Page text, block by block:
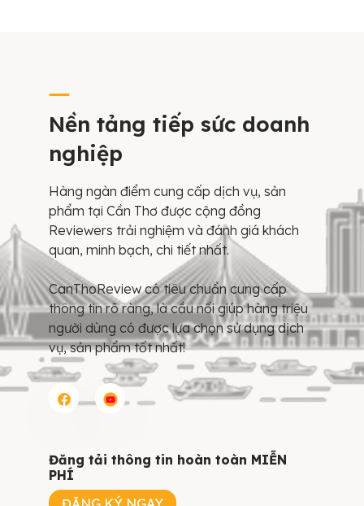
Nền tảng tiếp sức doanh
nghiệp
Hàng ngàn điểm cung cấp dịch vụ, sản
phẩm tại Cần Thơ được cộng đồng
Reviewers trải nghiệm và đánh giá khách
quan, minh bạch, chi tiết nhất.
CanThoReview có tiêu chuẩn cung cấp
thông tin rõ ràng, là cầu nối giúp hàng triệu
người dùng có được lựa chọn sử dụng dịch
vụ, sản phẩm tốt nhất!
Đăng tải thông tin hoàn toàn MIỄN
PHÍ